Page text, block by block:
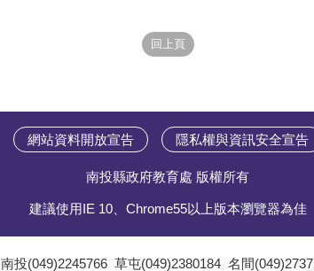
網站資料開放宣告 隱私權與資訊安全宣告
南投縣政府教育處 版權所有
建議使用IE 10、Chrome55以上版本瀏覽器為佳
南投(049)2245766 草屯(049)2380184 名間